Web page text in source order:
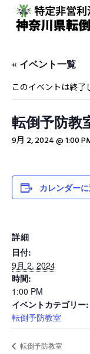
転
« イベント一覧
このイベントは終了
転倒予防教
9月 2, 2024 @ 1:00
カレンダー
詳細
日付:
9月 2, 2024
時間:
1:00 PM
イベントカテゴリー:
転倒予防教室
転倒予防教室